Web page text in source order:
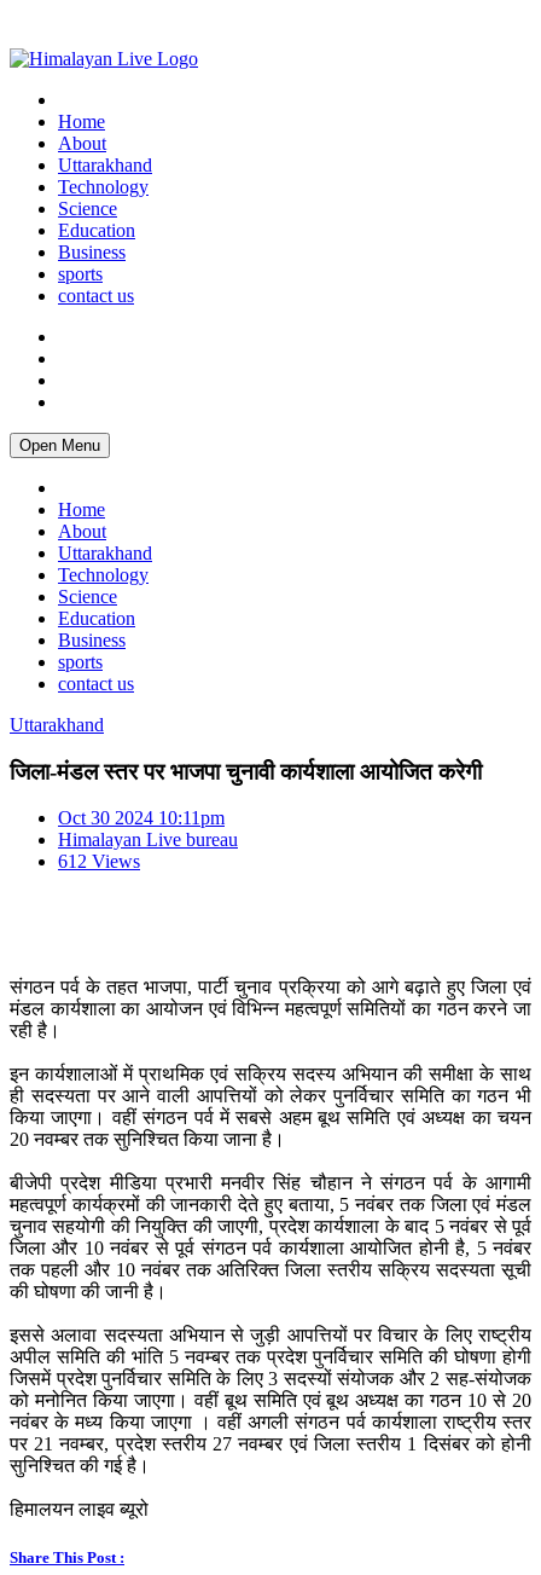
Home
About
Uttarakhand
Technology
Science
Education
Business
sports
contact us
Open Menu
Home
About
Uttarakhand
Technology
Science
Education
Business
sports
contact us
Uttarakhand
जिला-मंडल स्तर पर भाजपा चुनावी कार्यशाला आयोजित करेगी
Oct 30 2024 10:11pm
Himalayan Live bureau
612 Views
संगठन पर्व के तहत भाजपा, पार्टी चुनाव प्रक्रिया को आगे बढ़ाते हुए जिला एवं
मंडल कार्यशाला का आयोजन एवं विभिन्न महत्वपूर्ण समितियों का गठन करने जा
रही है।
इन कार्यशालाओं में प्राथमिक एवं सक्रिय सदस्य अभियान की समीक्षा के साथ
ही सदस्यता पर आने वाली आपत्तियों को लेकर पुनर्विचार समिति का गठन भी
किया जाएगा। वहीं संगठन पर्व में सबसे अहम बूथ समिति एवं अध्यक्ष का चयन
20 नवम्बर तक सुनिश्चित किया जाना है।
बीजेपी प्रदेश मीडिया प्रभारी मनवीर सिंह चौहान ने संगठन पर्व के आगामी
महत्वपूर्ण कार्यक्रमों की जानकारी देते हुए बताया, 5 नवंबर तक जिला एवं मंडल
चुनाव सहयोगी की नियुक्ति की जाएगी, प्रदेश कार्यशाला के बाद 5 नवंबर से पूर्व
जिला और 10 नवंबर से पूर्व संगठन पर्व कार्यशाला आयोजित होनी है, 5 नवंबर
तक पहली और 10 नवंबर तक अतिरिक्त जिला स्तरीय सक्रिय सदस्यता सूची
की घोषणा की जानी है।
इससे अलावा सदस्यता अभियान से जुड़ी आपत्तियों पर विचार के लिए राष्ट्रीय
अपील समिति की भांति 5 नवम्बर तक प्रदेश पुनर्विचार समिति की घोषणा होगी
जिसमें प्रदेश पुनर्विचार समिति के लिए 3 सदस्यों संयोजक और 2 सह-संयोजक
को मनोनित किया जाएगा। वहीं बूथ समिति एवं बूथ अध्यक्ष का गठन 10 से 20
नवंबर के मध्य किया जाएगा । वहीं अगली संगठन पर्व कार्यशाला राष्ट्रीय स्तर
पर 21 नवम्बर, प्रदेश स्तरीय 27 नवम्बर एवं जिला स्तरीय 1 दिसंबर को होनी
सुनिश्चित की गई है।
हिमालयन लाइव ब्यूरो
Share This Post :